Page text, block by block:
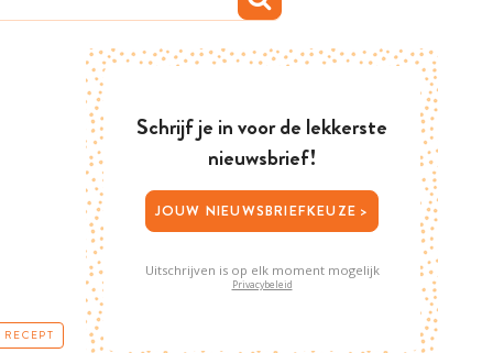
Schrijf je in voor de lekkerste
nieuwsbrief!
JOUW NIEUWSBRIEFKEUZE >
Uitschrijven is op elk moment mogelijk
Privacybeleid